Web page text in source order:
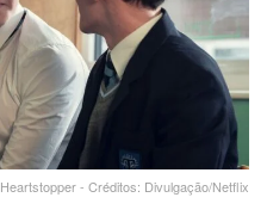
Heartstopper - Créditos: Divulgação/Netflix